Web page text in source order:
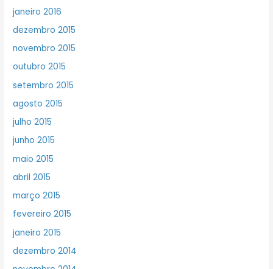
janeiro 2016
dezembro 2015
novembro 2015
outubro 2015
setembro 2015
agosto 2015
julho 2015
junho 2015
maio 2015
abril 2015
março 2015
fevereiro 2015
janeiro 2015
dezembro 2014